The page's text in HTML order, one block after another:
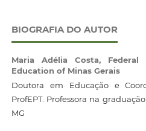
BIOGRAFIA DO AUTOR
Maria Adélia Costa, Federal
Education of Minas Gerais
Doutora em Educação e
ProfEPT. Professora na
MG